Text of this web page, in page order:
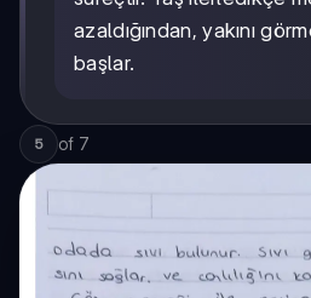
azaldığından, yakını
başlar.
5 of 7